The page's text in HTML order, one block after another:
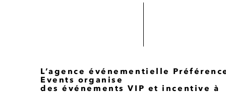
L’agence événementielle
Events organise
des événements VIP et incentive à